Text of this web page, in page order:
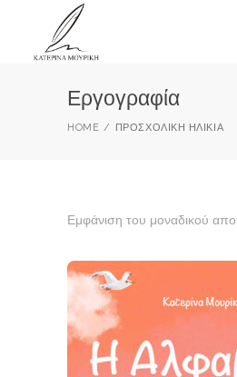
Εργογραφία
HOME ΠΡΟΣΧΟΛΙΚΉ ΗΛΙΚΊΑ
Εμφάνιση του μοναδικού